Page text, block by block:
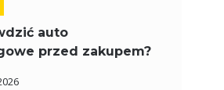
auto
przed zakupem?